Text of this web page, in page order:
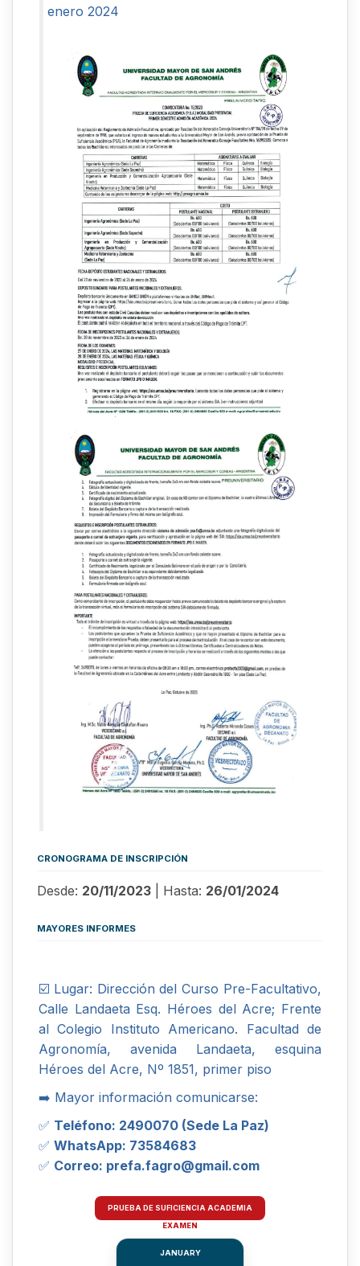
PRUEBA DE SUFICIENCIA ACADEMIA
EXAMEN
JANUARY
enero 2024
CRONOGRAMA DE INSCRIPCIÓN
Desde: 20/11/2023 | Hasta: 26/01/2024
MAYORES INFORMES
☑️ Lugar: Dirección del Curso Pre-Facultativo,
Calle Landaeta Esq. Héroes del Acre; Frente
al Colegio Instituto Americano. Facultad de
Agronomía, avenida Landaeta, esquina
Héroes del Acre, Nº 1851, primer piso
➡️ Mayor información comunicarse:
✅ Teléfono: 2490070 (Sede La Paz)
✅ WhatsApp: 73584683
✅ Correo: prefa.fagro@gmail.com